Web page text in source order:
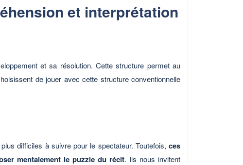
et interprétation
et sa résolution. Cette structure permet au
de jouer avec cette structure conventionnelle
difficiles à suivre pour le spectateur. Toutefois, ces
mentalement le puzzle du récit. Ils nous invitent